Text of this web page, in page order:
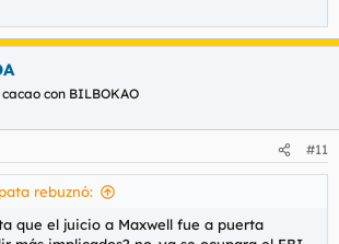
cacao con BILBOKAO
#11
rebuznó:
que el juicio a Maxwell fue a puerta